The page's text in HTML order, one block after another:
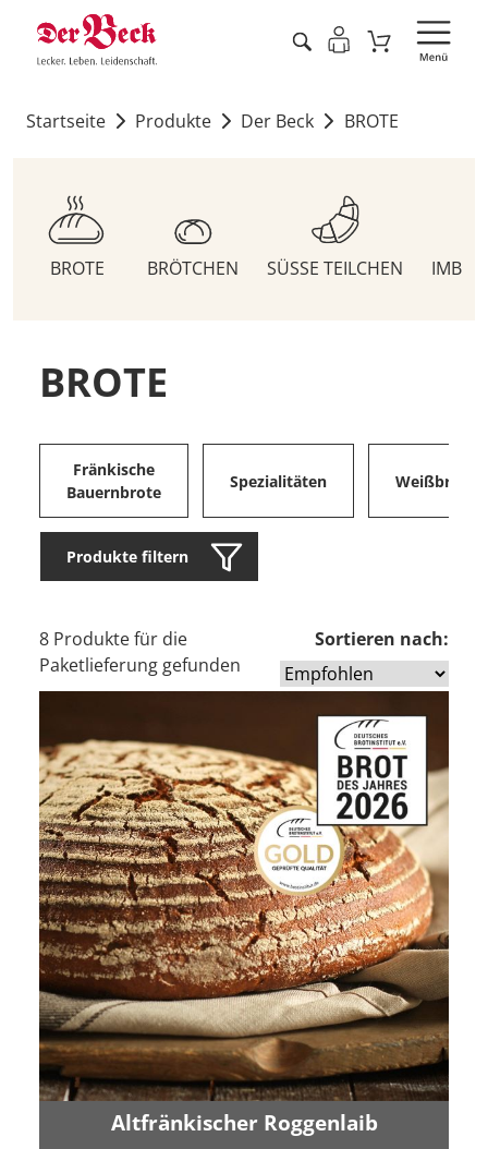
Startseite Produkte Der Beck BROTE
BROTE BRÖTCHEN SÜSSE TEILCHEN
BROTE
Fränkische
Bauernbrote
Spezialitäten Weißbrote
Produkte filtern
8 Produkte für die
Paketlieferung gefunden
Sortieren nach:
Altfränkischer Roggenlaib